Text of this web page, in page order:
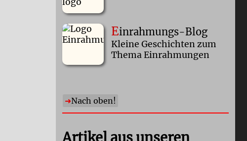
Einrahmungs-Blog
Kleine Geschichten zum
Thema Einrahmungen
Nach oben!